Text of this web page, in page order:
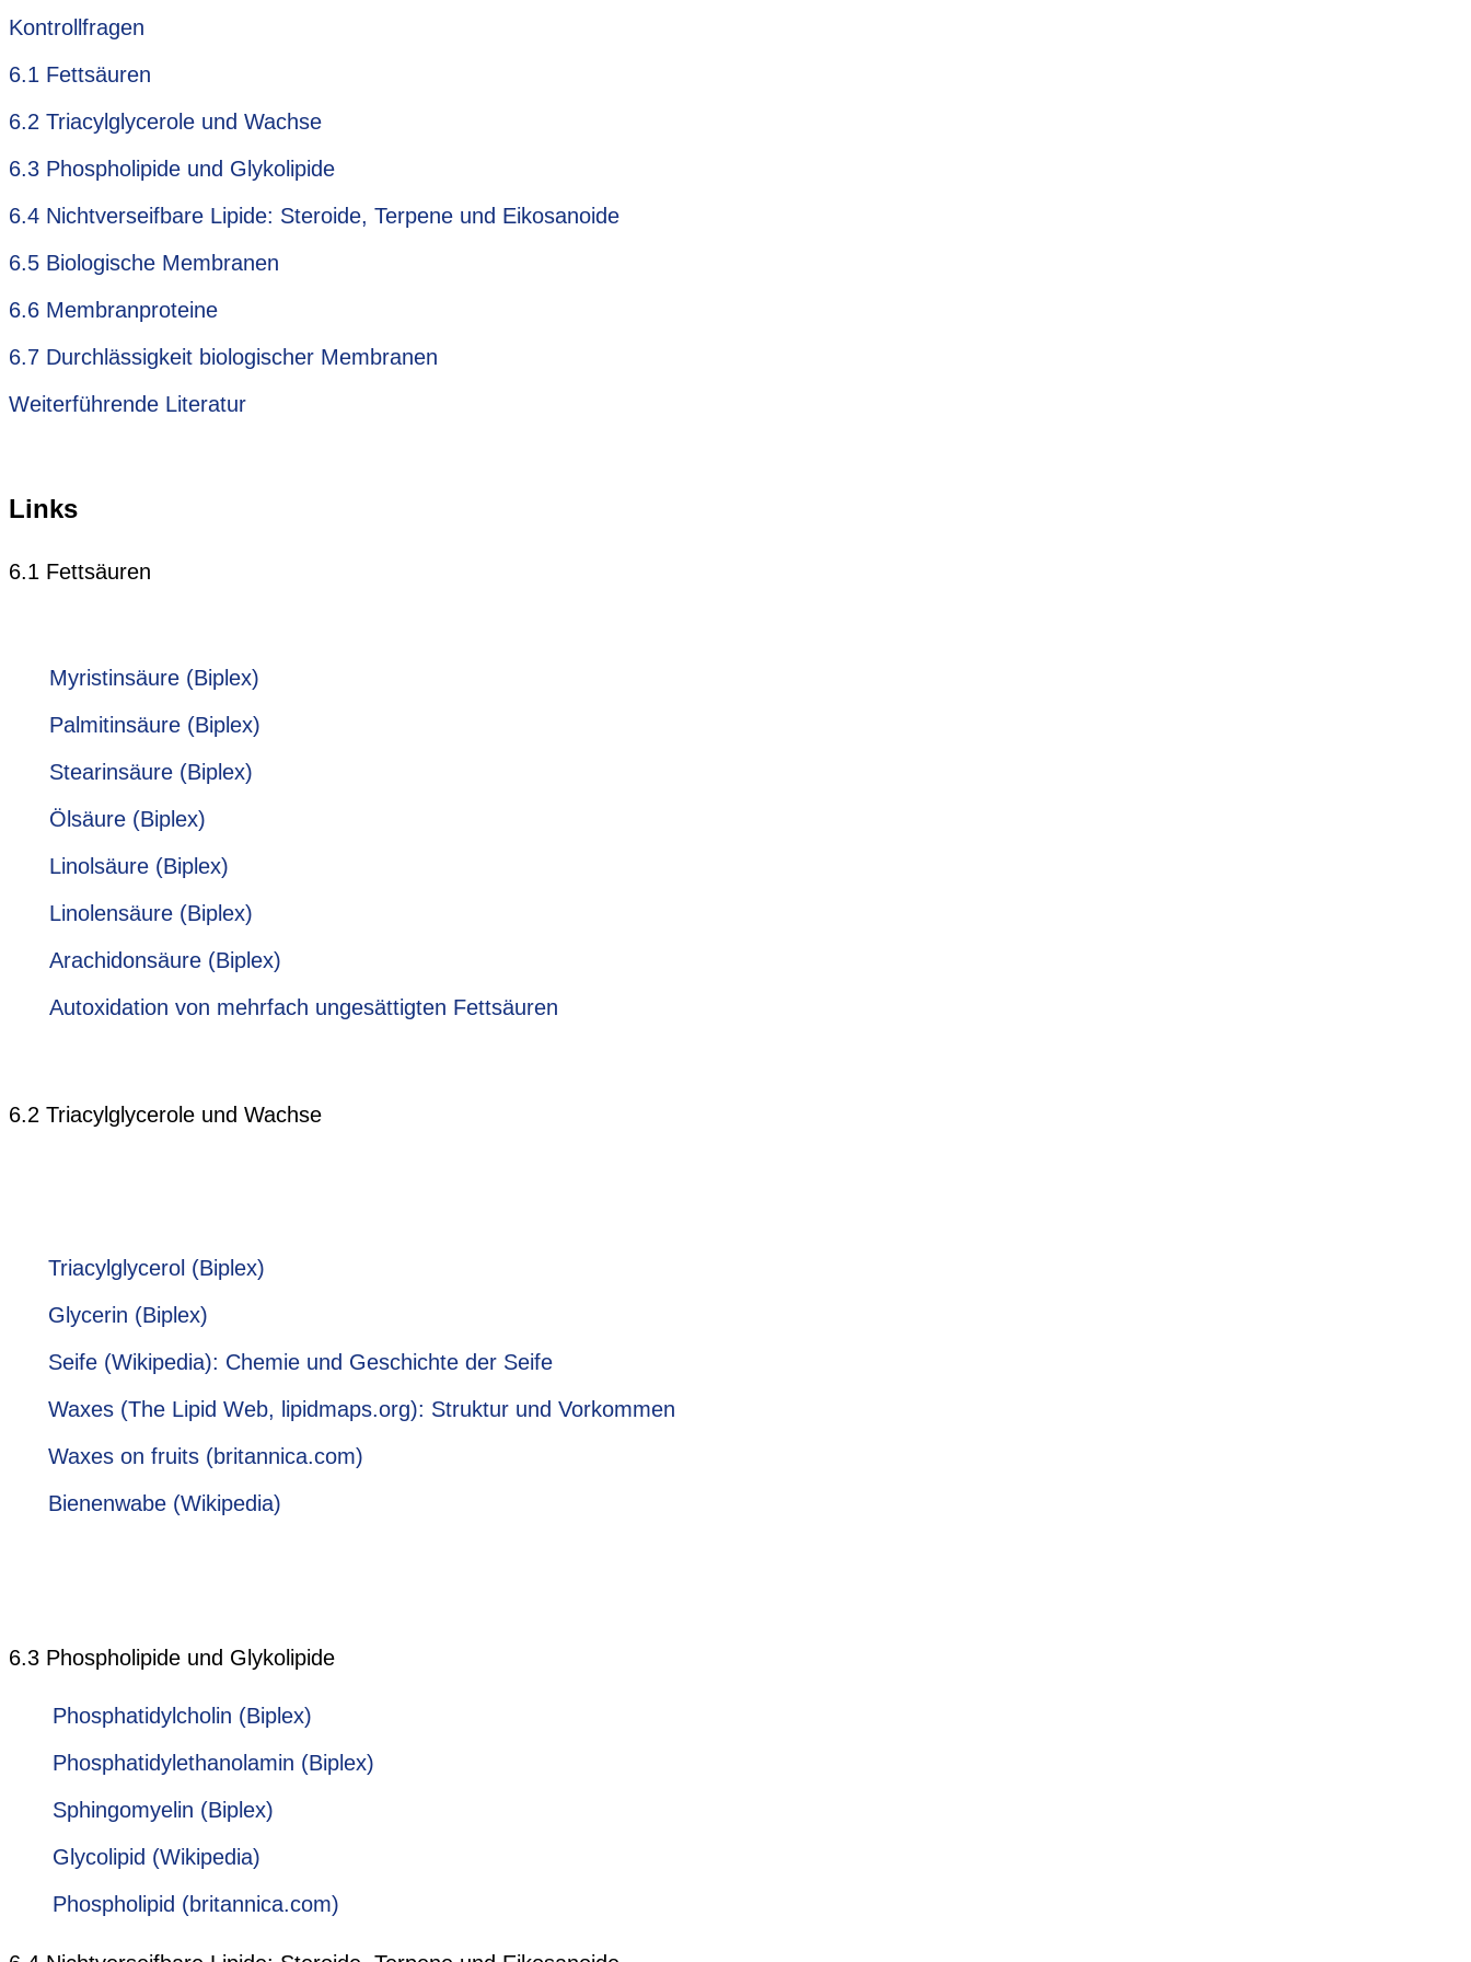
Kontrollfragen
6.1 Fettsäuren
6.2 Triacylglycerole und Wachse
6.3 Phospholipide und Glykolipide
6.4 Nichtverseifbare Lipide: Steroide, Terpene und Eikosanoide
6.5 Biologische Membranen
6.6 Membranproteine
6.7 Durchlässigkeit biologischer Membranen
Weiterführende Literatur
Links
6.1 Fettsäuren
Myristinsäure (Biplex)
Palmitinsäure (Biplex)
Stearinsäure (Biplex)
Ölsäure (Biplex)
Linolsäure (Biplex)
Linolensäure (Biplex)
Arachidonsäure (Biplex)
Autoxidation von mehrfach ungesättigten Fettsäuren
6.2 Triacylglycerole und Wachse
Triacylglycerol (Biplex)
Glycerin (Biplex)
Seife (Wikipedia): Chemie und Geschichte der Seife
Waxes (The Lipid Web, lipidmaps.org): Struktur und Vorkommen
Waxes on fruits (britannica.com)
Bienenwabe (Wikipedia)
6.3 Phospholipide und Glykolipide
Phosphatidylcholin (Biplex)
Phosphatidylethanolamin (Biplex)
Sphingomyelin (Biplex)
Glycolipid (Wikipedia)
Phospholipid (britannica.com)